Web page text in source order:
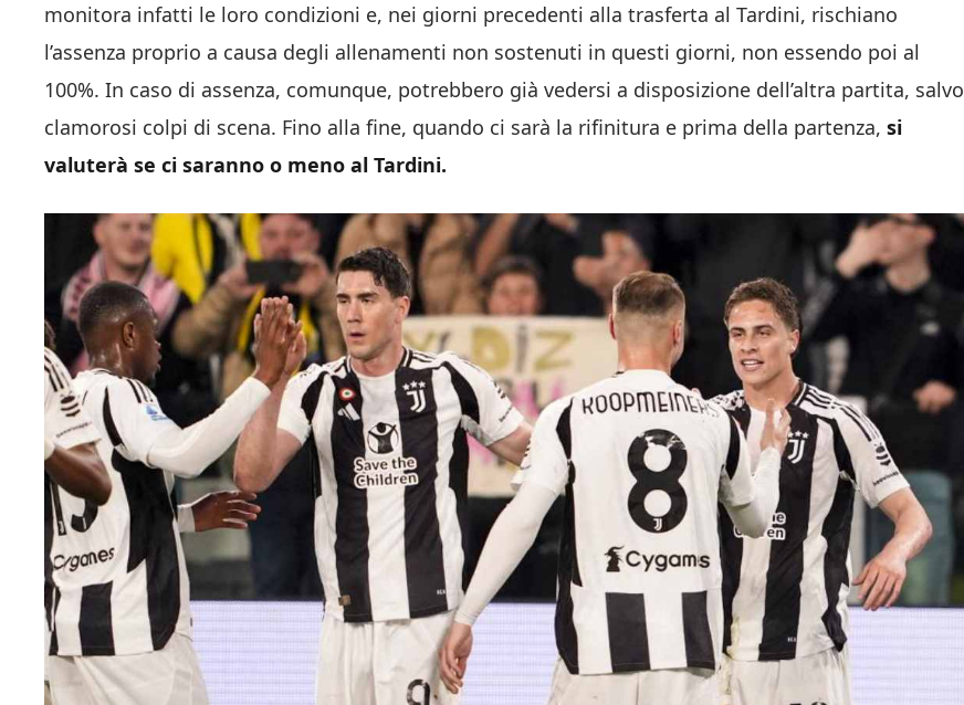
monitora infatti le loro condizioni e, nei giorni precedenti alla trasferta al Tardini, rischiano
l’assenza proprio a causa degli allenamenti non sostenuti in questi giorni, non essendo poi al
100%. In caso di assenza, comunque, potrebbero già vedersi a disposizione dell’altra partita, salvo
clamorosi colpi di scena. Fino alla fine, quando ci sarà la rifinitura e prima della partenza, si
valuterà se ci saranno o meno al Tardini.